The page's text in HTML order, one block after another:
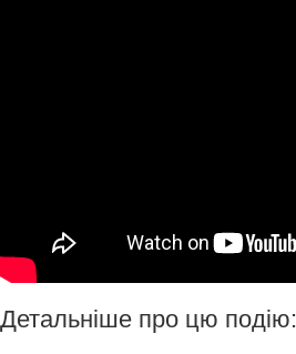
Детальніше про цю подію: